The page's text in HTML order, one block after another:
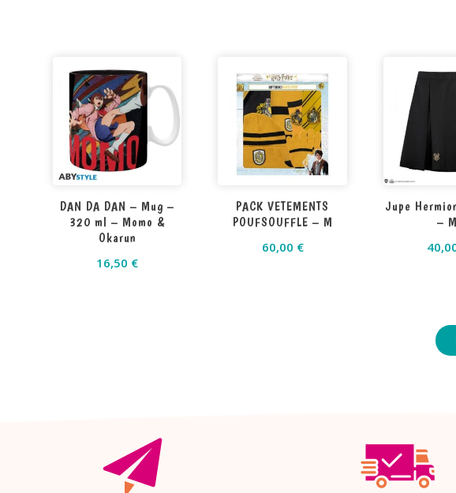
DAN DA DAN – Mug –
320 ml – Momo &
Okarun
16,50 €
PACK VETEMENTS
POUFSOUFFLE – M
60,00 €
Jupe
– M